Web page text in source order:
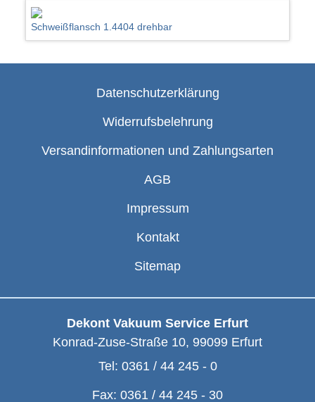
Schweißflansch 1.4404 drehbar
Datenschutzerklärung
Widerrufsbelehrung
Versandinformationen und Zahlungsarten
AGB
Impressum
Kontakt
Sitemap
Dekont Vakuum Service Erfurt
Konrad-Zuse-Straße 10, 99099 Erfurt
Tel: 0361 / 44 245 - 0
Fax: 0361 / 44 245 - 30